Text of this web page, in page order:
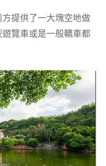
提供了一大塊空地做
遊覽車或是一般轎車都